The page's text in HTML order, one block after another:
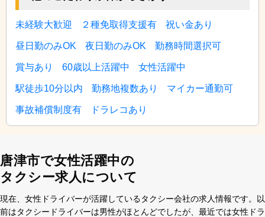
未経験大歓迎 ２種免取得支援有 祝い金あり
昼日勤のみOK 夜日勤のみOK 勤務時間選択可
賞与あり 60歳以上活躍中 女性活躍中
駅徒歩10分以内 勤務地複数あり マイカー通勤可
事故補償制度有 ドラレコあり
唐津市で女性活躍中の
タクシー求人について
現在、⼥性ドライバーが活躍しているタクシー会社の求⼈情報です。以
前はタクシードライバーは男性がほとんどでしたが、最近では⼥性ドラ